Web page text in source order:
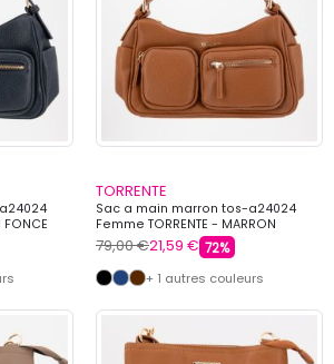
FONCE
TORRENTE
Sac a main marron tos-a24024
Femme TORRENTE - MARRON
79,00 €21,59 € 72%
+ 1 autres couleurs